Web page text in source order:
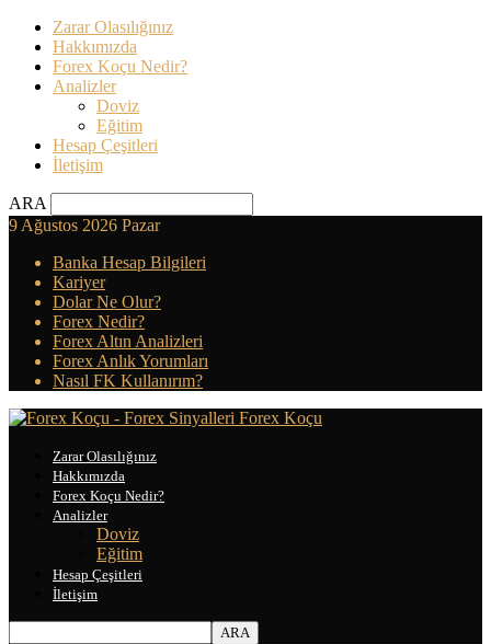
Zarar Olasılığınız
Hakkımızda
Forex Koçu Nedir?
Analizler
Doviz
Eğitim
Hesap Çeşitleri
İletişim
ARA
9 Ağustos 2026 Pazar
Banka Hesap Bilgileri
Kariyer
Dolar Ne Olur?
Forex Nedir?
Forex Altın Analizleri
Forex Anlık Yorumları
Nasıl FK Kullanırım?
Forex Koçu
Zarar Olasılığınız
Hakkımızda
Forex Koçu Nedir?
Analizler
Doviz
Eğitim
Hesap Çeşitleri
İletişim